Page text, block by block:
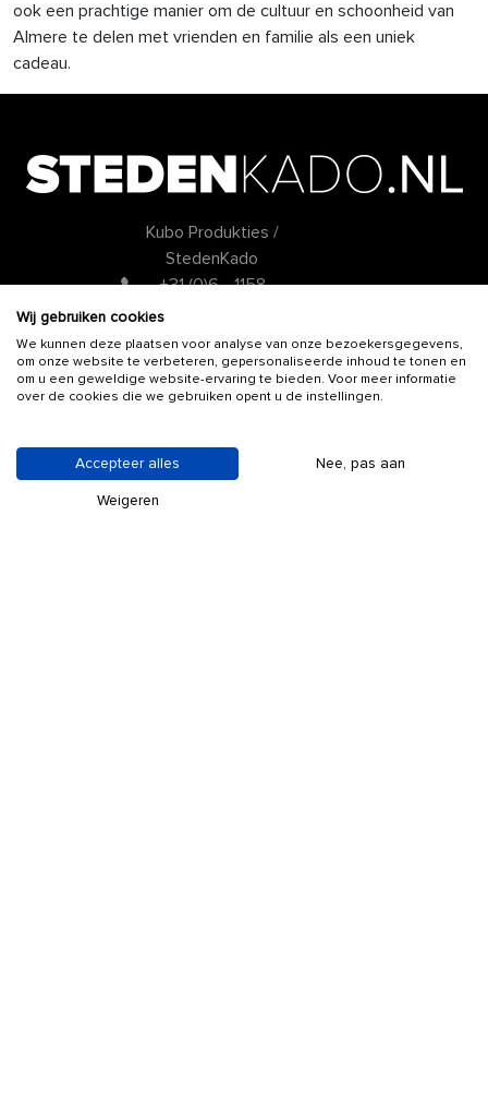
ook een prachtige manier om de cultuur en schoonheid van
Almere te delen met vrienden en familie als een uniek
cadeau.
Kubo Produkties /
StedenKado
+31 (0)6 - 1158
info@stedenkado.nl
KLANTENSERVICE
Algemene voorwaarden
Privacy policy
Wij gebruiken cookies
We kunnen deze plaatsen voor analyse van onze bezoekersgegevens,
om onze website te verbeteren, gepersonaliseerde inhoud te tonen en
om u een geweldige website-ervaring te bieden. Voor meer informatie
over de cookies die we gebruiken opent u de instellingen.
Accepteer alles Nee, pas aan
Weigeren